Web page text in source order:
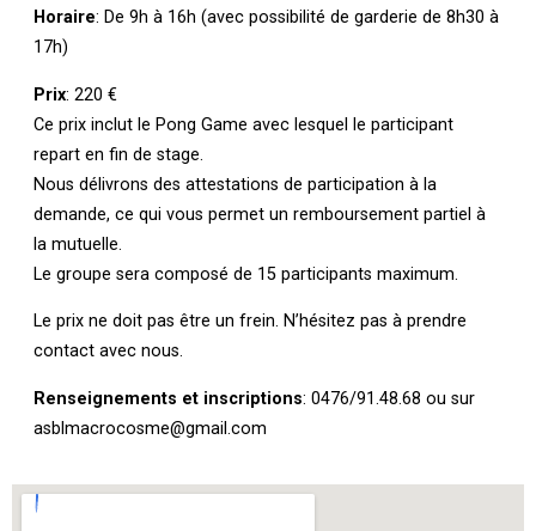
Horaire: De 9h à 16h (avec possibilité de garderie de 8h30 à
17h)
Prix: 220 €
Ce prix inclut le Pong Game avec lesquel le participant
repart en fin de stage.
Nous délivrons des attestations de participation à la
demande, ce qui vous permet un remboursement partiel à
la mutuelle.
Le groupe sera composé de 15 participants maximum.
Le prix ne doit pas être un frein. N’hésitez pas à prendre
contact avec nous.
Renseignements et inscriptions: 0476/91.48.68 ou sur
asblmacrocosme@gmail.com